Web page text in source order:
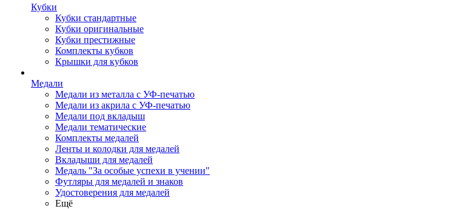
Кубки
Кубки стандартные
Кубки оригинальные
Кубки престижные
Комплекты кубков
Крышки для кубков
Медали
Медали из металла с УФ-печатью
Медали из акрила с УФ-печатью
Медали под вкладыш
Медали тематические
Комплекты медалей
Ленты и колодки для медалей
Вкладыши для медалей
Медаль "За особые успехи в учении"
Футляры для медалей и знаков
Удостоверения для медалей
Ещё